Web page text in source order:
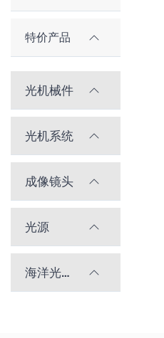
特价产品
光机械件
光机系统
成像镜头
光源
海洋光学光谱仪